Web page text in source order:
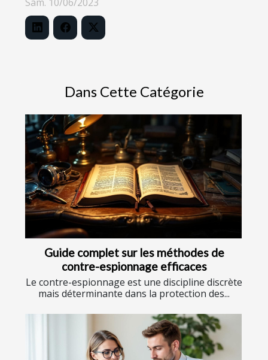
Dans Cette Catégorie
Guide complet sur les méthodes de
contre-espionnage efficaces
Le contre-espionnage est une discipline discrète
mais déterminante dans la protection des...